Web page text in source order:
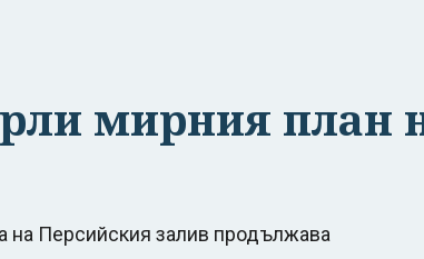
мирния
на Персийския залив продължава